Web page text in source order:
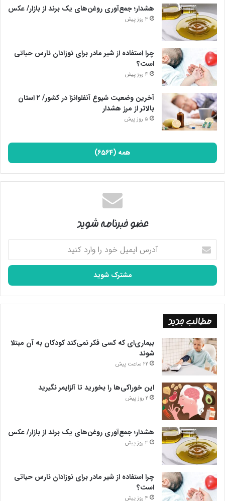
هشدار؛ جمع‌آوری روغن‌های یک برند از بازار/ عکس
3 روز پیش
چرا استفاده از شیر مادر برای نوزادان نارس حیاتی
است؟
4 روز پیش
آخرین وضعیت شیوع آنفلوانزا در کشور/ ۲ استان
بالاتر از مرز هشدار
5 روز پیش
همه (6564)
عضو خبرنامه شوید
آدرس
ایمیل
خود
وارد
کنید
مطالب جدید
بیماری‌ای که کسی فکر نمی‌کند کودکان به آن مبتلا
شوند
22 ساعت پیش
این خوراکی‌ها را بخورید تا آلزایمر نگیرید
2 روز پیش
هشدار؛ جمع‌آوری روغن‌های یک برند از بازار/ عکس
3 روز پیش
چرا استفاده از شیر مادر برای نوزادان نارس حیاتی
است؟
4 روز پیش